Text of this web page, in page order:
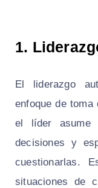
1.
El liderazgo
enfoque de toma
el líder asume
decisiones y
cuestionarlas.
situaciones de